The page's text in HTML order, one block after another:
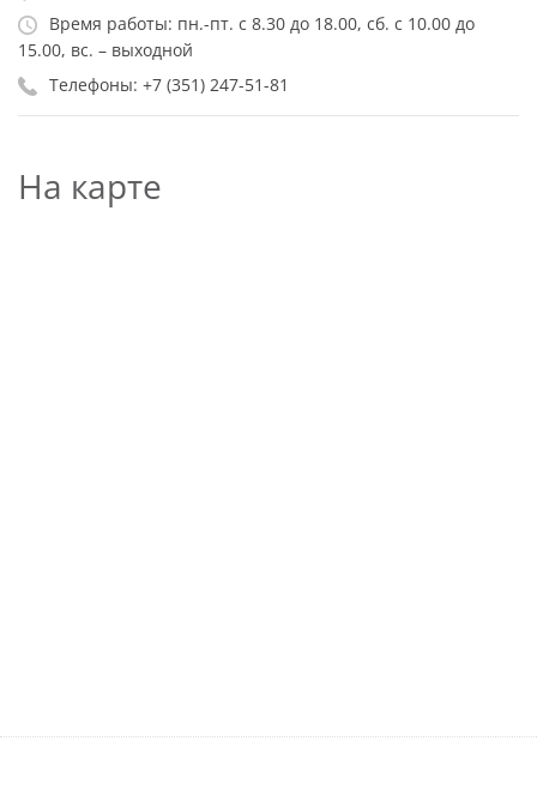
Время работы: пн.-пт. с 8.30 до 18.00, сб. с 10.00 до
15.00, вс. – выходной
Телефоны: +7 (351) 247-51-81
На карте